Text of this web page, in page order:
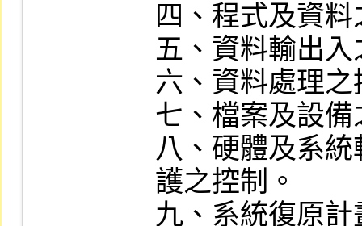
四、程式及資
五、資料輸出
六、資料處理之
七、檔案及設
八、硬體及系
護之控制。
九、系統復原